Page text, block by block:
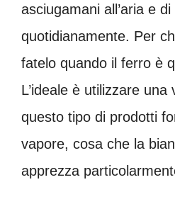
asciugamani all’aria e di
quotidianamente. Per
fatelo quando il ferro è
L’ideale è utilizzare
questo tipo di prodotti
vapore, cosa che la
apprezza